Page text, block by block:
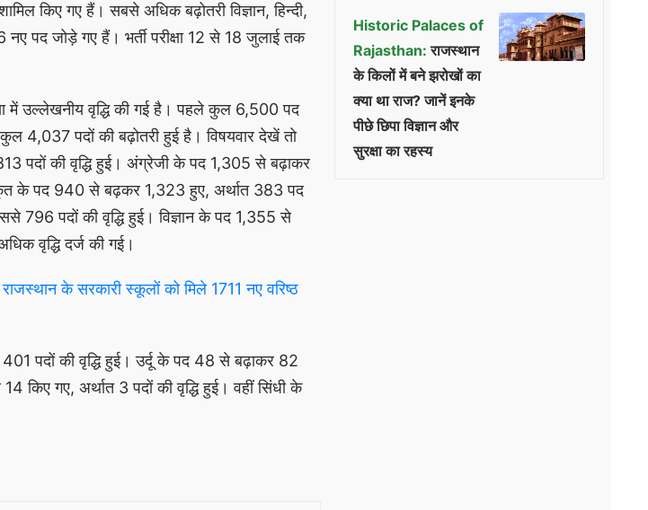
किए गए हैं। सबसे अधिक बढ़ोतरी विज्ञान, हिन्दी,
पद जोड़े गए हैं। भर्ती परीक्षा 12 से 18 जुलाई तक
में उल्लेखनीय वृद्धि की गई है। पहले कुल 6,500 पद
4,037 पदों की बढ़ोतरी हुई है। विषयवार देखें तो
पदों की वृद्धि हुई। अंग्रेजी के पद 1,305 से बढ़ाकर
के पद 940 से बढ़कर 1,323 हुए, अर्थात 383 पद
796 पदों की वृद्धि हुई। विज्ञान के पद 1,355 से
वृद्धि दर्ज की गई।
के सरकारी स्कूलों को मिले 1711 नए वरिष्ठ
पदों की वृद्धि हुई। उर्दू के पद 48 से बढ़ाकर 82
गए, अर्थात 3 पदों की वृद्धि हुई। वहीं सिंधी के
Historic Palaces of
Rajasthan: राजस्थान
के किलों में बने झरोखों का
क्या था राज? जानें इनके
पीछे छिपा विज्ञान और
सुरक्षा का रहस्य